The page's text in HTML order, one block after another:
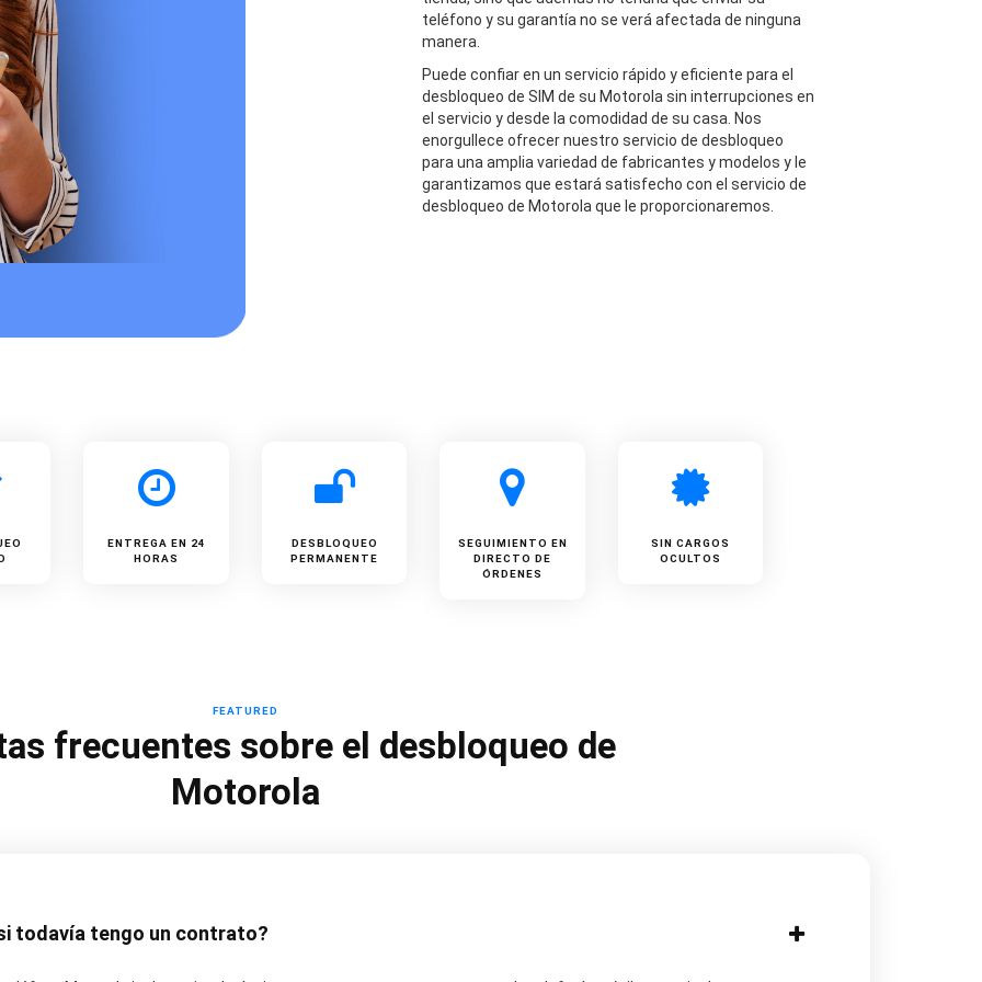
teléfono y su garantía no se verá afectada de ninguna
manera.
Puede confiar en un servicio rápido y eficiente para el
desbloqueo de SIM de su Motorola sin interrupciones en
el servicio y desde la comodidad de su casa. Nos
enorgullece ofrecer nuestro servicio de desbloqueo
para una amplia variedad de fabricantes y modelos y le
garantizamos que estará satisfecho con el servicio de
desbloqueo de Motorola que le proporcionaremos.
ENTREGA EN 24
HORAS
DESBLOQUEO
PERMANENTE
SEGUIMIENTO EN
DIRECTO DE
ÓRDENES
SIN CARGOS
OCULTOS
FEATURED
frecuentes sobre el desbloqueo de
Motorola
todavía tengo un contrato?